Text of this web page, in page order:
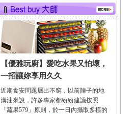
有蛋白質、脂肪、磷...
鮪魚
鮪魚肚肉中的不飽和脂
肪酸內富含EPA和DH...
韭菜
韭菜所含的膳食纖維能
幫助消化與通便；揮...
冬瓜
冬瓜營養價值高，鈉含
量極低是水腫病人的...
【優雅玩廚】愛吃水果又怕壞，
一招讓妳享用久久
近期食安問題層出不窮，以前陣子的地
溝油來說，許多專家都紛紛建議按照
「蔬果579」原則，於一日內攝取多樣的